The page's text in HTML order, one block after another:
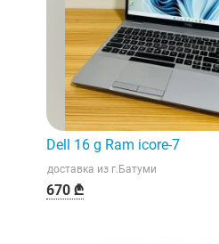
Dell 16 g Ram icore-7
доставка из г.Батуми
670 ₾